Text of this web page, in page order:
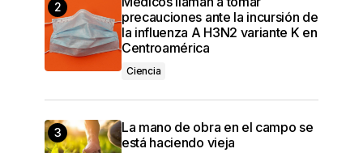
precauciones ante la incursión de
la influenza A H3N2 variante K en
Centroamérica
Ciencia
La mano de obra en el campo se
está haciendo vieja